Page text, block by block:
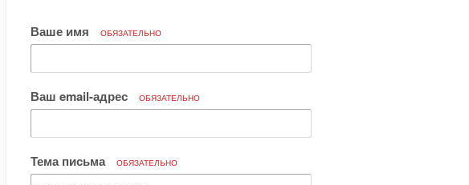
Ваше имя ОБЯЗАТЕЛЬНО
Ваш email-адрес ОБЯЗАТЕЛЬНО
Тема письма ОБЯЗАТЕЛЬНО